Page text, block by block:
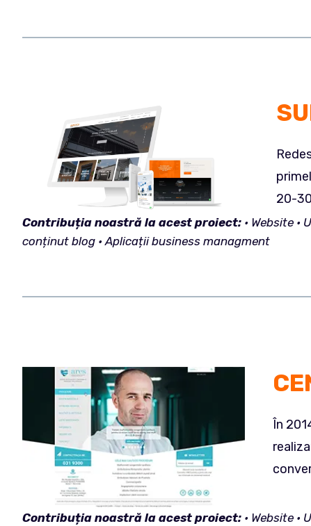
20-
Contribuția noastră la acest proiect: • Website
conținut blog • Aplicații business managment
În
Contribuția noastră la acest proiect: • Website